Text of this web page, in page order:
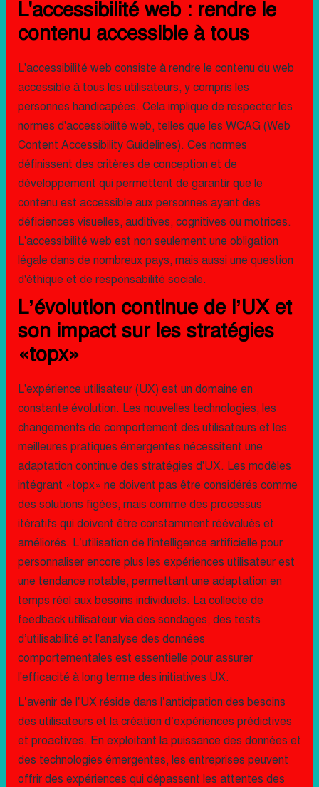
L'accessibilité web : rendre le
contenu accessible à tous
L'accessibilité web consiste à rendre le contenu du web
accessible à tous les utilisateurs, y compris les
personnes handicapées. Cela implique de respecter les
normes d'accessibilité web, telles que les WCAG (Web
Content Accessibility Guidelines). Ces normes
définissent des critères de conception et de
développement qui permettent de garantir que le
contenu est accessible aux personnes ayant des
déficiences visuelles, auditives, cognitives ou motrices.
L'accessibilité web est non seulement une obligation
légale dans de nombreux pays, mais aussi une question
d'éthique et de responsabilité sociale.
L’évolution continue de l’UX et
son impact sur les stratégies
«topx»
L'expérience utilisateur (UX) est un domaine en
constante évolution. Les nouvelles technologies, les
changements de comportement des utilisateurs et les
meilleures pratiques émergentes nécessitent une
adaptation continue des stratégies d'UX. Les modèles
intégrant «topx» ne doivent pas être considérés comme
des solutions figées, mais comme des processus
itératifs qui doivent être constamment réévalués et
améliorés. L’utilisation de l'intelligence artificielle pour
personnaliser encore plus les expériences utilisateur est
une tendance notable, permettant une adaptation en
temps réel aux besoins individuels. La collecte de
feedback utilisateur via des sondages, des tests
d’utilisabilité et l'analyse des données
comportementales est essentielle pour assurer
l'efficacité à long terme des initiatives UX.
L’avenir de l’UX réside dans l’anticipation des besoins
des utilisateurs et la création d’expériences prédictives
et proactives. En exploitant la puissance des données et
des technologies émergentes, les entreprises peuvent
offrir des expériences qui dépassent les attentes des